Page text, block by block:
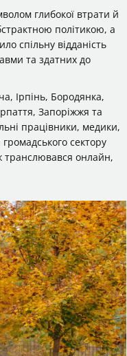
глибокої втрати й
політикою, а
спільну відданість
та здатних до
Ірпінь, Бородянка,
Запоріжжя та
працівники, медики,
сектору
транслювався онлайн,